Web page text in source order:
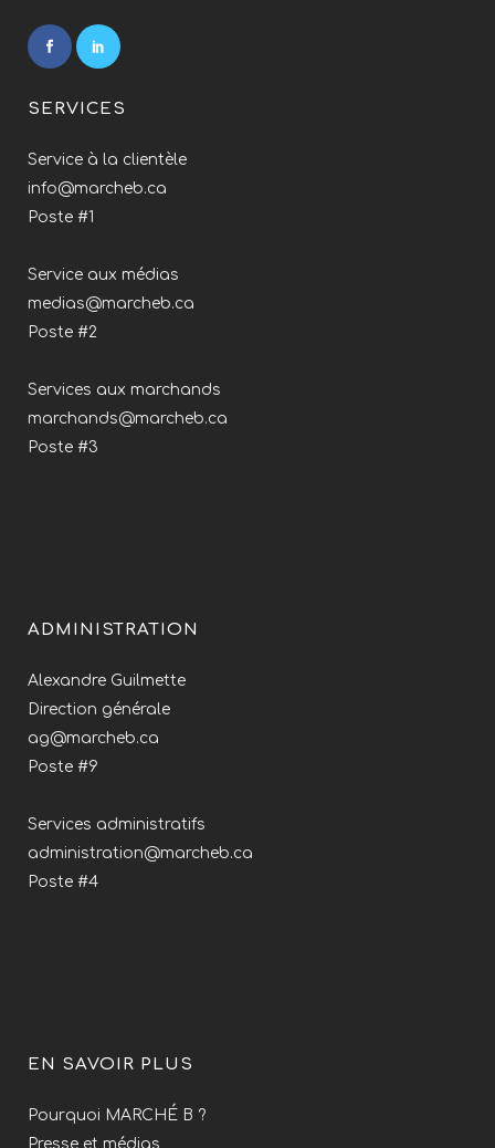
SERVICES
Service à la clientèle
info@marcheb.ca
Poste #1
Service aux médias
medias@marcheb.ca
Poste #2
Services aux marchands
marchands@marcheb.ca
Poste #3
ADMINISTRATION
Alexandre Guilmette
Direction générale
ag@marcheb.ca
Poste #9
Services administratifs
administration@marcheb.ca
Poste #4
EN SAVOIR PLUS
Pourquoi MARCHÉ B ?
Presse et médias